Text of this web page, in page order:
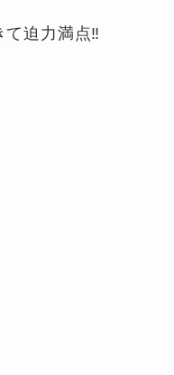
て迫力満点‼